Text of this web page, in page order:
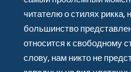
читателю о стилях рикка,
большинство
относится к свободному
слову, нам никто не